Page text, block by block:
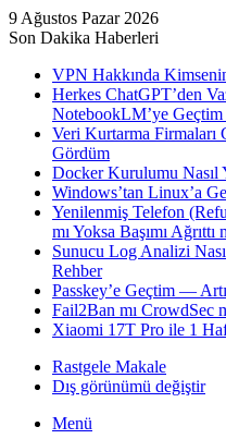
9 Ağustos Pazar 2026
Son Dakika Haberleri
VPN Hakkında
Herkes ChatGPT’den
NotebookLM’ye
Veri Kurtarma Firmaları
Gördüm
Docker Kurulumu Nasıl
Windows’tan Linux’a
Yenilenmiş Telefon
mı Yoksa Başımı Ağrıttı
Sunucu Log Analizi
Rehber
Passkey’e Geçtim —
Fail2Ban mı CrowdSec
Xiaomi 17T Pro ile 1
Rastgele Makale
Dış görünümü değiştir
Menü